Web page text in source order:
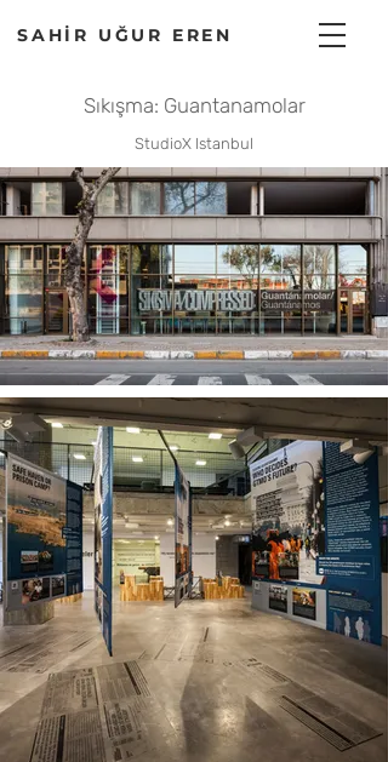
SAHİR UĞUR EREN
Sıkışma: Guantanamolar
StudioX Istanbul